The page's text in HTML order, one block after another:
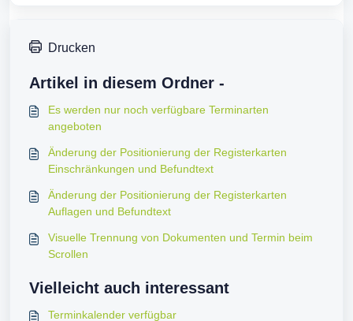
Drucken
Artikel in diesem Ordner -
Es werden nur noch verfügbare Terminarten
angeboten
Änderung der Positionierung der Registerkarten
Einschränkungen und Befundtext
Änderung der Positionierung der Registerkarten
Auflagen und Befundtext
Visuelle Trennung von Dokumenten und Termin beim
Scrollen
Vielleicht auch interessant
Terminkalender verfügbar